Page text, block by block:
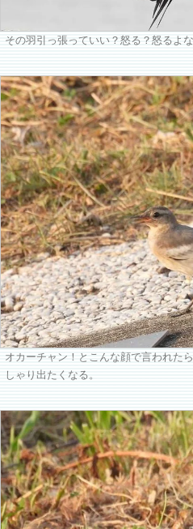
その羽引っ張っていい？怒る？怒るよ
オカーチャン！とこんな顔で言われた
しゃり出たくなる。